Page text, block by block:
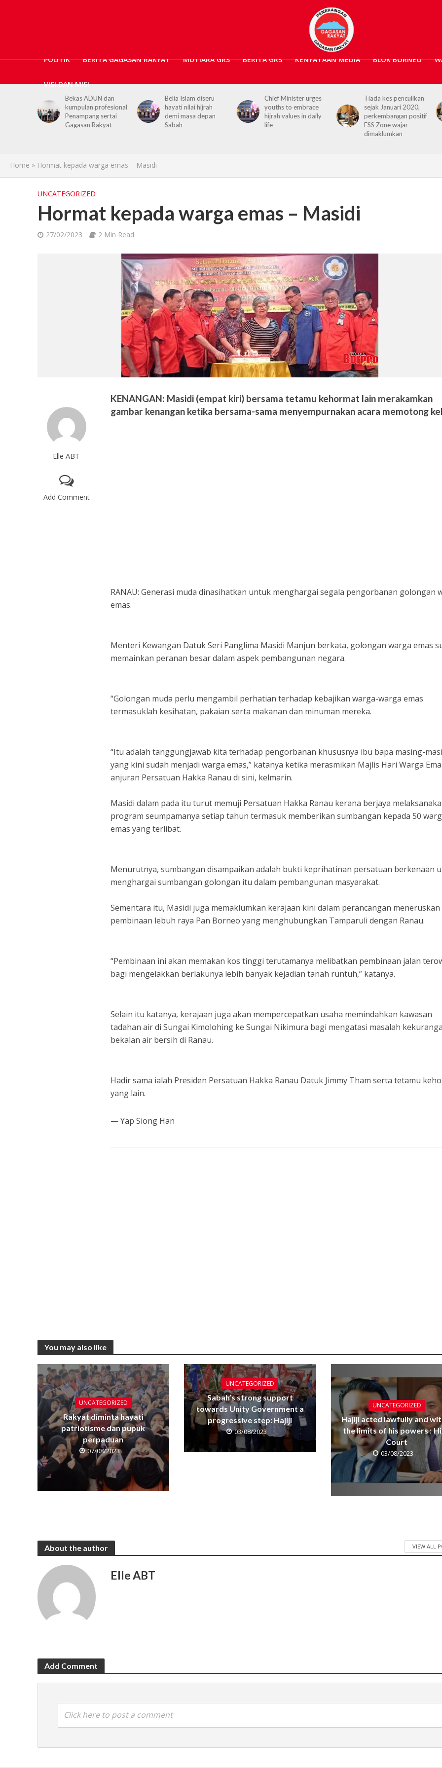
POLITIK BERITA GAGASAN RAKYAT MUTIARA GRS BERITA GRS KENYATAAN MEDIA BLOK BORNEO
VISI DAN MISI
Bekas ADUN dan
kumpulan profesional
Penampang sertai
Gagasan Rakyat
Belia Islam diseru
hayati nilai hijrah
demi masa depan
Sabah
Chief Minister urges
youths to embrace
hijrah values in daily
life
Tiada kes penculikan
sejak Januari 2020,
perkembangan positif
ESS Zone wajar
dimaklumkan
Home » Hormat kepada warga emas – Masidi
UNCATEGORIZED
Hormat kepada warga emas – Masidi
27/02/2023 2 Min Read
Elle ABT
Add Comment
KENANGAN: Masidi (empat kiri) bersama tetamu kehormat lain merakamkan
gambar kenangan ketika bersama-sama menyempurnakan acara memotong
RANAU: Generasi muda dinasihatkan untuk menghargai segala pengorbanan golongan
emas.
Menteri Kewangan Datuk Seri Panglima Masidi Manjun berkata, golongan warga emas
memainkan peranan besar dalam aspek pembangunan negara.
“Golongan muda perlu mengambil perhatian terhadap kebajikan warga-warga emas
termasuklah kesihatan, pakaian serta makanan dan minuman mereka.
“Itu adalah tanggungjawab kita terhadap pengorbanan khususnya ibu bapa masing-
yang kini sudah menjadi warga emas,” katanya ketika merasmikan Majlis Hari Warga
anjuran Persatuan Hakka Ranau di sini, kelmarin.
Masidi dalam pada itu turut memuji Persatuan Hakka Ranau kerana berjaya
program seumpamanya setiap tahun termasuk memberikan sumbangan kepada 50
emas yang terlibat.
Menurutnya, sumbangan disampaikan adalah bukti keprihatinan persatuan berkenaan
menghargai sumbangan golongan itu dalam pembangunan masyarakat.
Sementara itu, Masidi juga memaklumkan kerajaan kini dalam perancangan meneruskan
pembinaan lebuh raya Pan Borneo yang menghubungkan Tamparuli dengan Ranau.
“Pembinaan ini akan memakan kos tinggi terutamanya melibatkan pembinaan jalan
bagi mengelakkan berlakunya lebih banyak kejadian tanah runtuh,” katanya.
Selain itu katanya, kerajaan juga akan mempercepatkan usaha memindahkan kawasan
tadahan air di Sungai Kimolohing ke Sungai Nikimura bagi mengatasi masalah
bekalan air bersih di Ranau.
Hadir sama ialah Presiden Persatuan Hakka Ranau Datuk Jimmy Tham serta tetamu
yang lain.
— Yap Siong Han
You may also like
UNCATEGORIZED
Rakyat diminta hayati
patriotisme dan pupuk
perpaduan
07/08/2023
UNCATEGORIZED
Sabah’s strong support
towards Unity Government a
progressive step: Hajiji
03/08/2023
UNCATEGORIZED
Hajiji acted lawfully and
the limits of his powers :
Court
03/08/2023
About the author VIEW ALL
Elle ABT
Add Comment
Click here to post a comment